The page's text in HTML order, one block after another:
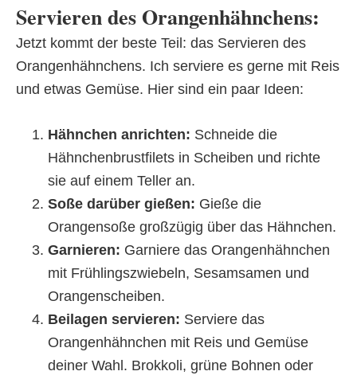
Servieren des Orangenhähnchens:
Jetzt kommt der beste Teil: das Servieren des
Orangenhähnchens. Ich serviere es gerne mit Reis
und etwas Gemüse. Hier sind ein paar Ideen:
Hähnchen anrichten: Schneide die
Hähnchenbrustfilets in Scheiben und richte
sie auf einem Teller an.
Soße darüber gießen: Gieße die
Orangensoße großzügig über das Hähnchen.
Garnieren: Garniere das Orangenhähnchen
mit Frühlingszwiebeln, Sesamsamen und
Orangenscheiben.
Beilagen servieren: Serviere das
Orangenhähnchen mit Reis und Gemüse
deiner Wahl. Brokkoli, grüne Bohnen oder